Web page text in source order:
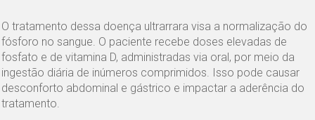
O tratamento dessa doença ultrarrara visa a normalização do
fósforo no sangue. O paciente recebe doses elevadas de
fosfato e de vitamina D, administradas via oral, por meio da
ingestão diária de inúmeros comprimidos. Isso pode causar
desconforto abdominal e gástrico e impactar a aderência do
tratamento.